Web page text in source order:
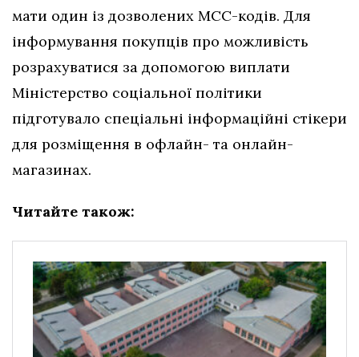
мати один із дозволених МСС-кодів. Для
інформування покупців про можливість
розрахуватися за допомогою виплати
Міністерство соціальної політики
підготувало спеціальні інформаційні стікери
для розміщення в офлайн- та онлайн-
магазинах.
Читайте також: